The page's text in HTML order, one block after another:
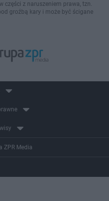
części z naruszeniem prawa, tzn.
groźbą kary i może być ścigane
ZPR Media